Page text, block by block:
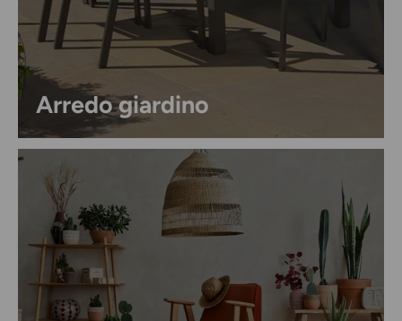
Arredo giardino